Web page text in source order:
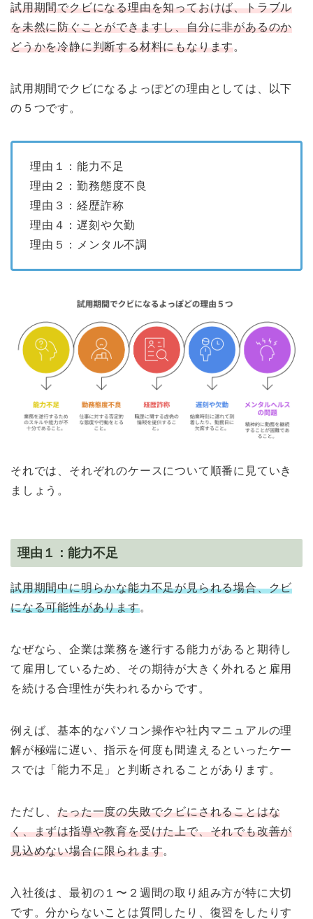
試用期間でクビになる理由を知っておけば、トラブル
を未然に防ぐことができますし、自分に非があるのか
どうかを冷静に判断する材料にもなります。
試用期間でクビになるよっぽどの理由としては、以下
の５つです。
理由１：能力不足
理由２：勤務態度不良
理由３：経歴詐称
理由４：遅刻や欠勤
理由５：メンタル不調
それでは、それぞれのケースについて順番に見ていき
ましょう。
理由１：能力不足
試用期間中に明らかな能力不足が見られる場合、クビ
になる可能性があります。
なぜなら、企業は業務を遂行する能力があると期待し
て雇用しているため、その期待が大きく外れると雇用
を続ける合理性が失われるからです。
例えば、基本的なパソコン操作や社内マニュアルの理
解が極端に遅い、指示を何度も間違えるといったケー
スでは「能力不足」と判断されることがあります。
ただし、たった一度の失敗でクビにされることはな
く、まずは指導や教育を受けた上で、それでも改善が
見込めない場合に限られます。
入社後は、最初の１〜２週間の取り組み方が特に大切
です。分からないことは質問したり、復習をしたりす